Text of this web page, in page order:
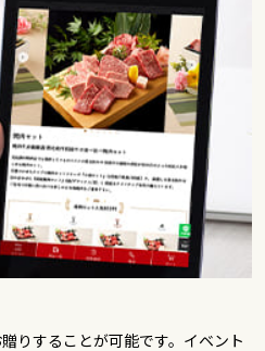
りすることが可能です。イベント